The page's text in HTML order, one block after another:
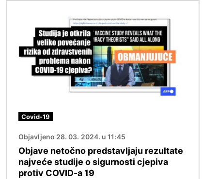
Covid-19
Objavljeno 28. 03. 2024. u 11:45
Objave netočno predstavljaju rezultate
najveće studije o sigurnosti cjepiva
protiv COVID-a 19